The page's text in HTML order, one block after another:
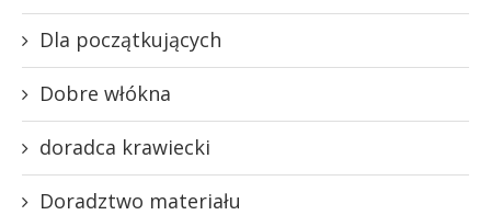
Dla początkujących
Dobre włókna
doradca krawiecki
Doradztwo materiału